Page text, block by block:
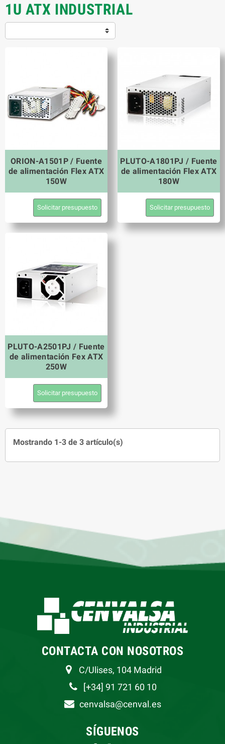
1U ATX INDUSTRIAL
ORION-A1501P / Fuente
de alimentación Flex ATX
150W
Solicitar presupuesto
PLUTO-A1801PJ / Fuente
de alimentación Flex ATX
180W
Solicitar presupuesto
PLUTO-A2501PJ / Fuente
de alimentación Fex ATX
250W
Solicitar presupuesto
Mostrando 1-3 de 3 artículo(s)
CONTACTA CON NOSOTROS
C/Ulises, 104 Madrid
[+34] 91 721 60 10
cenvalsa@cenval.es
SÍGUENOS